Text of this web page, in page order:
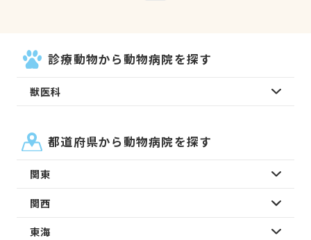
診療動物から動物病院を探す
獣医科
都道府県から動物病院を探す
関東
関西
東海